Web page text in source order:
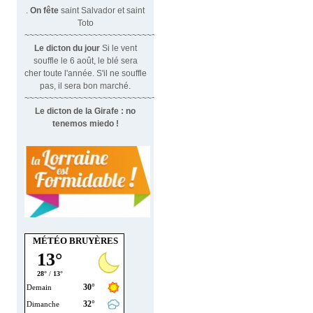
On fêtesaint Salvador et saint
Toto
~~~~~~~~~~~~~~~~~~~~~~~~~~~~~~
Le dicton du jour Si le vent
souffle le 6 août, le blé sera
cher toute l'année. S'il ne souffle
pas, il sera bon marché.
~~~~~~~~~~~~~~~~~~~~~~~~~~~~~~~
Le dicton de la Girafe : no
tenemos miedo !
MÉTÉO BRUYÈRES